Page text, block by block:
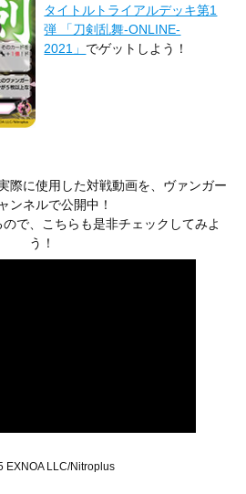
タイトルトライアルデッキ第1
弾 「刀剣乱舞-ONLINE-
2021」 でゲットしよう！
際に使用した対戦動画を、ヴァンガー
ンネルで公開中！
で、こちらも是非チェックしてみよ
う！
EXNOA LLC/Nitroplus